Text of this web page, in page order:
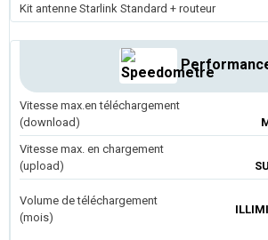
Kit antenne Starlink Standard + routeur
Vitesse max.en téléchargement
(download)
Vitesse max. en chargement
(upload)
Volume de téléchargement
(mois)